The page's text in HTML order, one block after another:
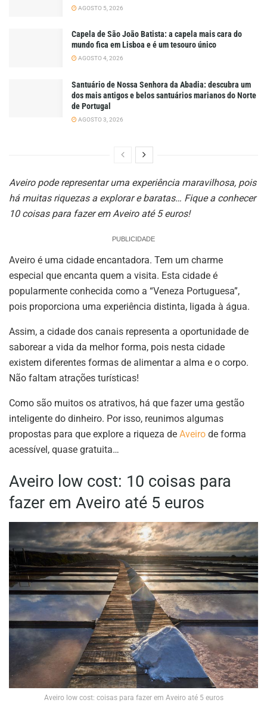
AGOSTO 5, 2026
Capela de São João Batista: a capela mais cara do
mundo fica em Lisboa e é um tesouro único
AGOSTO 4, 2026
Santuário de Nossa Senhora da Abadia: descubra um
dos mais antigos e belos santuários marianos do Norte
de Portugal
AGOSTO 3, 2026
Aveiro pode representar uma experiência maravilhosa, pois
há muitas riquezas a explorar e baratas… Fique a conhecer
10 coisas para fazer em Aveiro até 5 euros!
PUBLICIDADE
Aveiro é uma cidade encantadora. Tem um charme
especial que encanta quem a visita. Esta cidade é
popularmente conhecida como a “Veneza Portuguesa”,
pois proporciona uma experiência distinta, ligada à água.
Assim, a cidade dos canais representa a oportunidade de
saborear a vida da melhor forma, pois nesta cidade
existem diferentes formas de alimentar a alma e o corpo.
Não faltam atrações turísticas!
Como são muitos os atrativos, há que fazer uma gestão
inteligente do dinheiro. Por isso, reunimos algumas
propostas para que explore a riqueza de Aveiro de forma
acessível, quase gratuita…
Aveiro low cost: 10 coisas para
fazer em Aveiro até 5 euros
Aveiro low cost: coisas para fazer em Aveiro até 5 euros